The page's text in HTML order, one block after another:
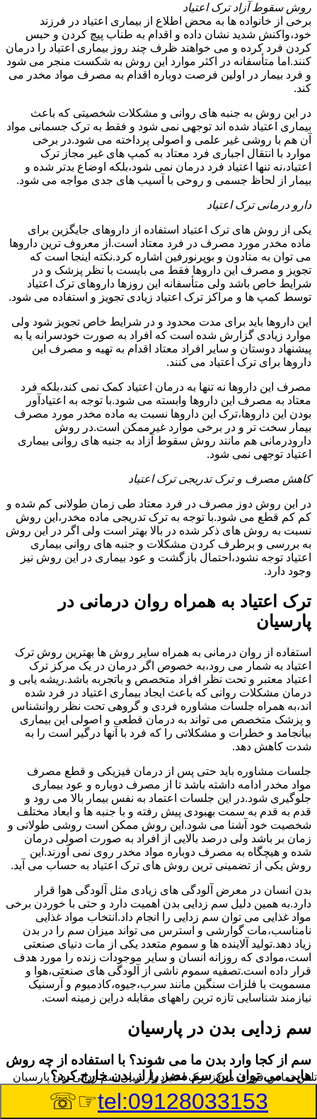
روش سقوط آزاد ترک اعتیاد
برخی از خانواده ها به محض اطلاع از بیماری اعتیاد در فرزند
خود،واکنش شدید نشان داده و اقدام به طناب پیچ کردن و حبس
کردن فرد کرده و می خواهند ظرف چند روز بیماری اعتیاد را درمان
کنند.اما متأسفانه در اکثر موارد این روش به شکست منجر می شود
و فرد بیمار در اولین فرصت دوباره اقدام به مصرف مواد مخدر می
کند.
در این روش به جنبه های روانی و مشکلات شخصیتی که باعث
بیماری اعتیاد شده اند توجهی نمی شود و فقط به ترک جسمانی مواد
آن هم با روشی غیر علمی و اصولی پرداخته می شود.در برخی
موارد با انتقال اجباری فرد معتاد به کمپ های غیر مجاز ترک
اعتیاد،نه تنها اعتیاد فرد درمان نمی شود،بلکه اوضاع بدتر شده و
بیمار از لحاظ جسمی و روحی با آسیب های جدی مواجه می شود.
دارو درمانی ترک اعتیاد
یکی از روش های ترک اعتیاد استفاده از داروهای جایگزین برای
ماده مخدر مورد مصرف در فرد معتاد است.از معروف ترین داروها
می توان به متادون و بوپرنورفین اشاره کرد.نکته اینجا است که
تجویز و مصرف این داروها فقط می بایست با نظر پزشک و در
شرایط خاص باشد ولی متأسفانه این روزها داروهای ترک اعتیاد
توسط کمپ ها و مراکز ترک اعتیاد زیادی تجویز و استفاده می شود.
این داروها باید برای مدت محدود و در شرایط خاص تجویز شود ولی
موارد زیادی گزارش شده است که افراد به صورت خودسرانه یا به
پیشنهاد دوستان و سایر افراد معتاد اقدام به تهیه و مصرف این
داروها برای ترک اعتیاد می کنند.
مصرف این داروها نه تنها به درمان اعتیاد کمک نمی کند،بلکه فرد
معتاد به مصرف این داروها وابسته می شود.با توجه به اعتیادآور
بودن این داروها،ترک این داروها نسبت به ماده مخدر مورد مصرف
بیمار سخت تر و در برخی موارد غیرممکن است.در روش
دارودرمانی هم مانند روش سقوط آزاد به جنبه های روانی بیماری
اعتیاد توجهی نمی شود.
کاهش مصرف و ترک تدریجی ترک اعتیاد
در این روش دوز مصرف در فرد معتاد طی زمان طولانی کم شده و
کم کم قطع می شود.با توجه به ترک تدریجی ماده مخدر،این روش
نسبت به روش های ذکر شده در بالا بهتر است ولی اگر در این روش
به بررسی و برطرف کردن مشکلات و جنبه های روانی بیماری
اعتیاد توجه نشود،احتمال بازگشت و عود بیماری در این روش نیز
وجود دارد.
ترک اعتیاد به همراه روان درمانی در
پارسیان
استفاده از روان درمانی به همراه سایر روش ها بهترین روش ترک
اعتیاد به شمار می رود،به خصوص اگر درمان در یک مرکز ترک
اعتیاد معتبر و تحت نظر افراد متخصص و باتجربه باشد.ریشه یابی و
درمان مشکلات روانی که باعث ایجاد بیماری اعتیاد در فرد شده
اند،به همراه جلسات مشاوره فردی و گروهی تحت نظر روانشناس
و پزشک متخصص می تواند به درمان قطعی و اصولی این بیماری
بیانجامد و خطرات و مشکلاتی را که فرد با آنها درگیر است را به
شدت کاهش دهد.
جلسات مشاوره باید حتی پس از درمان فیزیکی و قطع مصرف
مواد مخدر ادامه داشته باشد تا از مصرف دوباره و عود بیماری
جلوگیری شود.در این جلسات اعتماد به نفس بیمار بالا می رود و
قدم به قدم به سمت بهبودی پیش رفته و با جنبه ها و ابعاد مختلف
شخصیت خود آشنا می شود.این روش ممکن است روشی طولانی و
زمان بر باشد ولی درصد بالایی از افراد به صورت اصولی درمان
شده و هیچگاه به مصرف دوباره مواد مخدر روی نمی آورند.این
روش یکی از تضمینی ترین روش های ترک اعتیاد به حساب می آید.
بدن انسان در معرض آلودگی های زیادی مثل آلودگی هوا قرار
دارد.به همین دلیل سم زدایی بدن اهمیت دارد و حتی با خوردن برخی
مواد غذایی می توان سم زدایی را انجام داد.انتخاب مواد غذایی
نامناسب،مات گوارشی و استرس می تواند میزان سم را در بدن
زیاد دهد.تولید آلاینده ها و سموم متعدد یکی از مات دنیای صنعتی
است،موادی که روزانه انسان و سایر موجودات زنده را مورد هدف
قرار داده است.تصفیه سموم ناشی از آلودگی های صنعتی،هوا و
مسمویت با فلزات سنگین مانند سرب،جیوه،کادمیوم و آرسنیک
نیازمند شناسایی تازه ترین راههای مقابله دراین زمینه است.
سم زدایی بدن در پارسیان
سم از کجا وارد بدن ما می شوند؟ با استفاده از چه روش
هایی می توان این سم مضر را از بدن خارج کرد؟
بطور کلی سم موجود در بدن به دو گروه عمده تقسیم می
تلفن تماس فوریمرکز ترک اعتیاد پارسیان,سم زدایی بدن پارسیان
tel:09128033153
☞☏